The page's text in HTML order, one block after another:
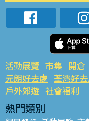
活動展覽 市集 開倉
元朗好去處 荃灣好
戶外郊遊 社會福利
熱門類別